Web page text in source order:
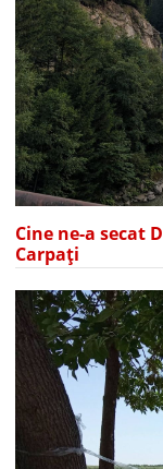
Cine ne-a secat
Carpați